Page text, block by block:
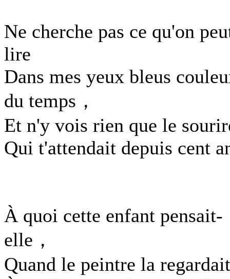
Ne cherche pas ce qu'on
lire
Dans mes yeux bleus
du temps，
Et n'y vois rien que le
Qui t'attendait depuis cent
À quoi cette enfant pensait-
elle，
Quand le peintre la